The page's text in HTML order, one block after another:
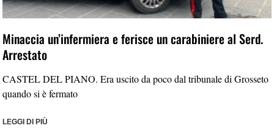
Minaccia un’infermiera e ferisce un carabiniere al Serd.
Arrestato
CASTEL DEL PIANO. Era uscito da poco dal tribunale di Grosseto
quando si è fermato
LEGGI DI PIÙ